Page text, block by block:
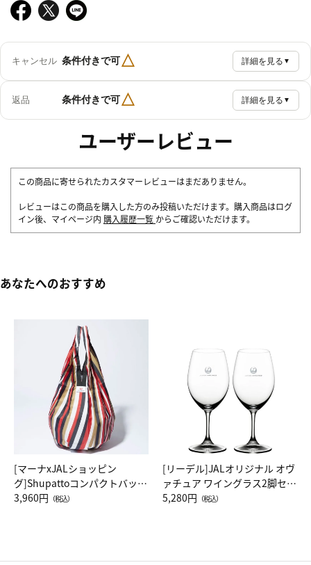
キャンセル 条件付きで可△ 詳細を見る ▼
返品 条件付きで可△ 詳細を見る ▼
ユーザーレビュー
この商品に寄せられたカスタマーレビューはまだありません。
レビューはこの商品を購入した方のみ投稿いただけます。購入商品はログ
イン後、マイページ内 購入履歴一覧 からご確認いただけます。
あなたへのおすすめ
[マーナxJALショッピン
グ]Shupattoコンパクトバッグ
Drop JAL客室乗務員（LC）ス
3,960円 （税込）
[リーデル]JALオリジナル オヴ
ァチュア ワイングラス2脚セッ
ト（レッドワイン）
5,280円 （税込）